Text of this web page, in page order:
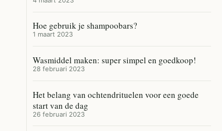
Hoe gebruik je shampoobars?
1 maart 2023
Wasmiddel maken: super simpel en goedkoop!
28 februari 2023
Het belang van ochtendrituelen voor een goede
start van de dag
26 februari 2023